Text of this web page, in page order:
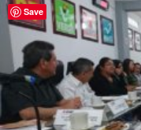
Save